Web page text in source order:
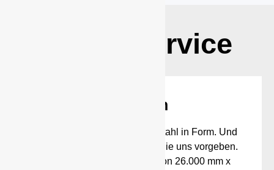
Unser Service
Brennen
Ab sofort brennen wir auch Stahl in Form. Und
zwar genau in die Form, die Sie uns vorgeben.
Dabei sind selbst Größen von 26.000 mm x